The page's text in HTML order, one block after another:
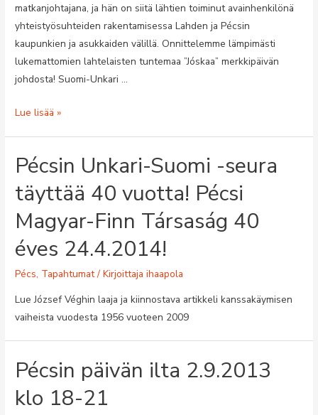
matkanjohtajana, ja hän on siitä lähtien toiminut avainhenkilönä
yhteistyösuhteiden rakentamisessa Lahden ja Pécsin
kaupunkien ja asukkaiden välillä. Onnittelemme lämpimästi
lukemattomien lahtelaisten tuntemaa ”Jóskaa” merkkipäivän
johdosta! Suomi-Unkari …
József
v
(25.5.2019)
Lue lisää »
Pécsin Unkari-Suomi -seura
täyttää 40 vuotta! Pécsi
Magyar-Finn Társaság 40
éves 24.4.2014!
Pécs, Tapahtumat/ Kirjoittajaihaapola
Lue József Véghin laaja ja kiinnostava artikkeli kanssakäymisen
vaiheista vuodesta 1956 vuoteen 2009
Pécsin päivän ilta 2.9.2013
klo 18-21